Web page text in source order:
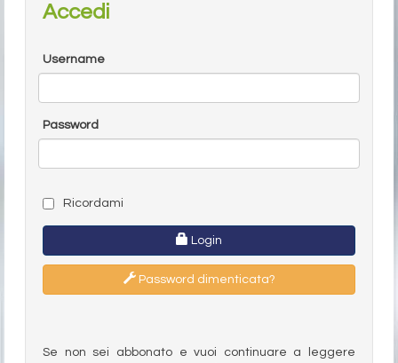
Accedi
Username
Password
Ricordami
Login
Password dimenticata?
Se non sei abbonato e vuoi continuare a leggere